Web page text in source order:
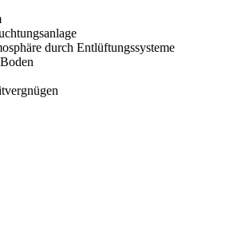
durch Entlüftungssysteme